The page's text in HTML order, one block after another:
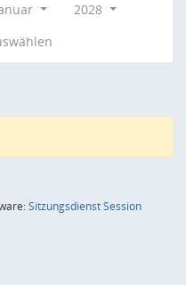
2028
SitzungsdienstSession(Wird in